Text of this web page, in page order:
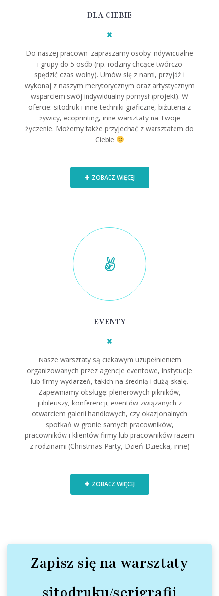
DLA CIEBIE
Do naszej pracowni zapraszamy osoby indywidualne
i grupy do 5 osób (np. rodziny chcące twórczo
spędzić czas wolny). Umów się z nami, przyjdź i
wykonaj z naszym merytorycznym oraz artystycznym
wsparciem swój indywidualny pomysł (projekt). W
ofercie: sitodruk i inne techniki graficzne, biżuteria z
żywicy, ecoprinting, inne warsztaty na Twoje
życzenie. Możemy także przyjechać z warsztatem do
Ciebie
ZOBACZ WIĘCEJ
EVENTY
Nasze warsztaty są ciekawym uzupełnieniem
organizowanych przez agencje eventowe, instytucje
lub firmy wydarzeń, takich na średnią i dużą skalę.
Zapewniamy obsługę: plenerowych pikników,
jubileuszy, konferencji, eventów związanych z
otwarciem galerii handlowych, czy okazjonalnych
spotkań w gronie samych pracowników,
pracowników i klientów firmy lub pracowników razem
z rodzinami (Christmas Party, Dzień Dziecka, inne)
ZOBACZ WIĘCEJ
Zapisz się na warsztaty